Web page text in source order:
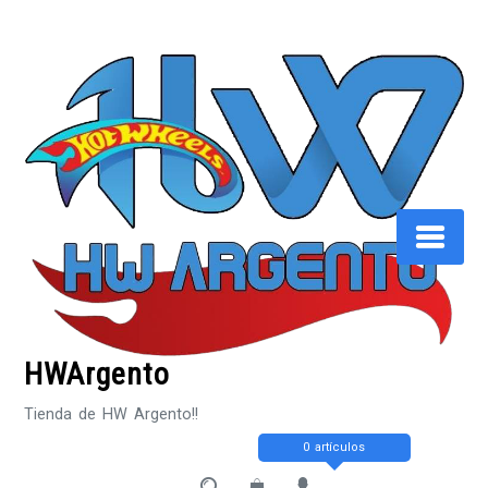
HWArgento
Tienda de HW Argento!!
0 artículos